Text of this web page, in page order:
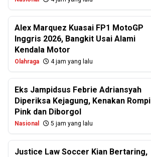
Alex Marquez Kuasai FP1 MotoGP
Inggris 2026, Bangkit Usai Alami
Kendala Motor
Olahraga 4 jam yang lalu
Eks Jampidsus Febrie Adriansyah
Diperiksa Kejagung, Kenakan Rompi
Pink dan Diborgol
Nasional 5 jam yang lalu
Justice Law Soccer Kian Bertaring,